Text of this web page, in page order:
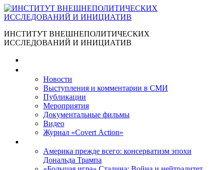
ИНСТИТУТ ВНЕШНЕПОЛИТИЧЕСКИХ
ИССЛЕДОВАНИЙ И ИНИЦИАТИВ
Новости
Выступления и коммента­рии в СМИ
Публикации
Мероприятия
Документальные фильмы
Видео
Журнал «Covert Action»
Америка прежде всего: консерватизм эпохи
Дональда Трампа